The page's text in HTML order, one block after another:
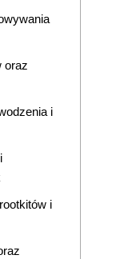
oraz
i
i